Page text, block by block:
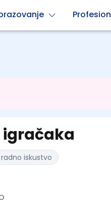
igračaka
iskustvo